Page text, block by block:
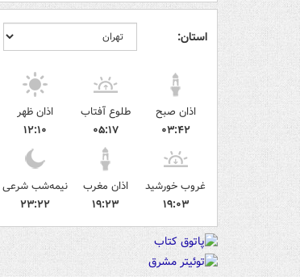
استان:
اذان صبح
۰۳:۴۲
طلوع آفتاب
۰۵:۱۷
اذان ظهر
۱۲:۱۰
غروب خورشید
۱۹:۰۳
اذان مغرب
۱۹:۲۳
نیمه‌شب شرعی
۲۳:۲۲